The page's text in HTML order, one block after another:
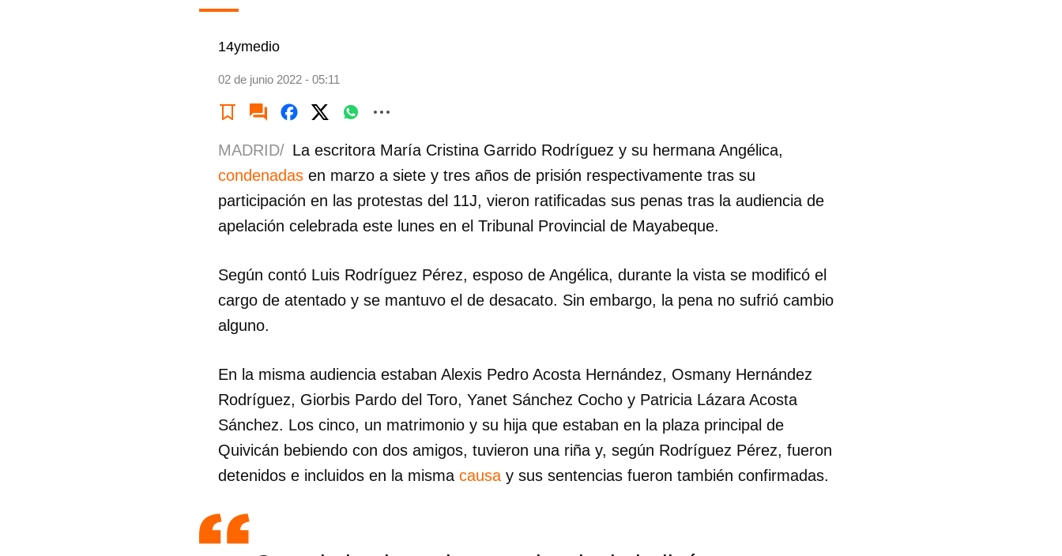
14ymedio
02 de junio 2022 - 05:11
MADRID/ La escritora María Cristina Garrido Rodríguez y su hermana Angélica,
condenadas en marzo a siete y tres años de prisión respectivamente tras su
participación en las protestas del 11J, vieron ratificadas sus penas tras la audiencia de
apelación celebrada este lunes en el Tribunal Provincial de Mayabeque.
Según contó Luis Rodríguez Pérez, esposo de Angélica, durante la vista se modificó el
cargo de atentado y se mantuvo el de desacato. Sin embargo, la pena no sufrió cambio
alguno.
En la misma audiencia estaban Alexis Pedro Acosta Hernández, Osmany Hernández
Rodríguez, Giorbis Pardo del Toro, Yanet Sánchez Cocho y Patricia Lázara Acosta
Sánchez. Los cinco, un matrimonio y su hija que estaban en la plaza principal de
Quivicán bebiendo con dos amigos, tuvieron una riña y, según Rodríguez Pérez, fueron
detenidos e incluidos en la misma causa y sus sentencias fueron también confirmadas.